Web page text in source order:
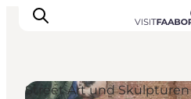
Street Art und Skulpturen